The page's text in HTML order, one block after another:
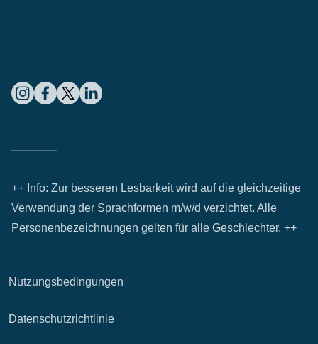
++ Info: Zur besseren Lesbarkeit wird auf die gleichzeitige
Verwendung der Sprachformen m/w/d verzichtet. Alle
Personenbezeichnungen gelten für alle Geschlechter. ++
Nutzungsbedingungen
Datenschutzrichtlinie